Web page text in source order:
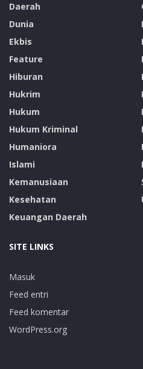
Daerah
Dunia
Ekbis
Feature
Hiburan
Hukrim
Hukum
Hukum Kriminal
Humaniora
Islami
Kemanusiaan
Kesehatan
Keuangan Daerah
SITE LINKS
Masuk
Feed entri
Feed komentar
WordPress.org